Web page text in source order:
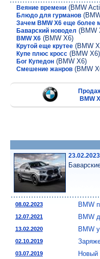
Веяние времени(BMW
Блюдо для гурманов
Зачем BMW X6 еще более
Баварский новодел (BMW
BMW X6(BMW X6)
Крутой еще крутее(BMW
Купе плюс кросс(BMW X6)
Бог Купедон(BMW X6)
Смешение жанров(BMW
BMW
08.02.2023 BMW
12.07.2021 BMW
13.02.2020 BMW
02.10.2019
03.07.2019 Новый